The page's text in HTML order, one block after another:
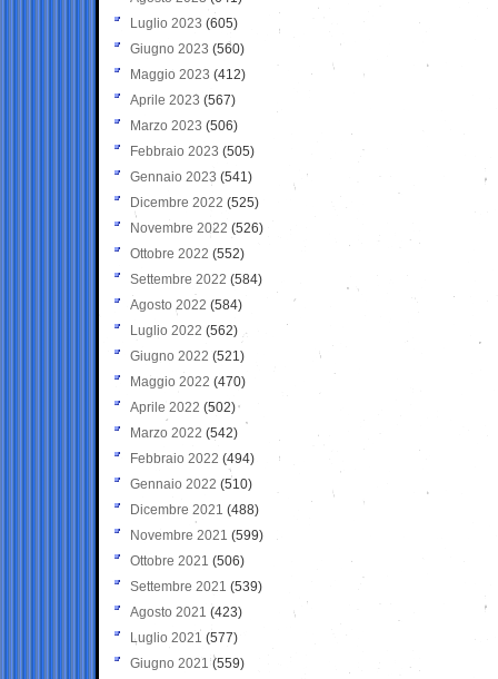
Luglio 2023 (605)
Giugno 2023 (560)
Maggio 2023 (412)
Aprile 2023 (567)
Marzo 2023 (506)
Febbraio 2023 (505)
Gennaio 2023 (541)
Dicembre 2022 (525)
Novembre 2022 (526)
Ottobre 2022 (552)
Settembre 2022 (584)
Agosto 2022 (584)
Luglio 2022 (562)
Giugno 2022 (521)
Maggio 2022 (470)
Aprile 2022 (502)
Marzo 2022 (542)
Febbraio 2022 (494)
Gennaio 2022 (510)
Dicembre 2021 (488)
Novembre 2021 (599)
Ottobre 2021 (506)
Settembre 2021 (539)
Agosto 2021 (423)
Luglio 2021 (577)
Giugno 2021(559)